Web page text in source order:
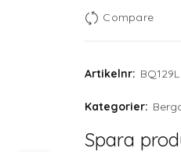
Compare
Artikelnr: BQ129L
Kategorier:
Spara